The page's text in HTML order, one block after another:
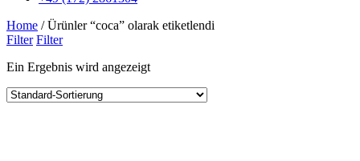
Home / Ürünler “coca” olarak etiketlendi
Filter Filter
Ein Ergebnis wird angezeigt